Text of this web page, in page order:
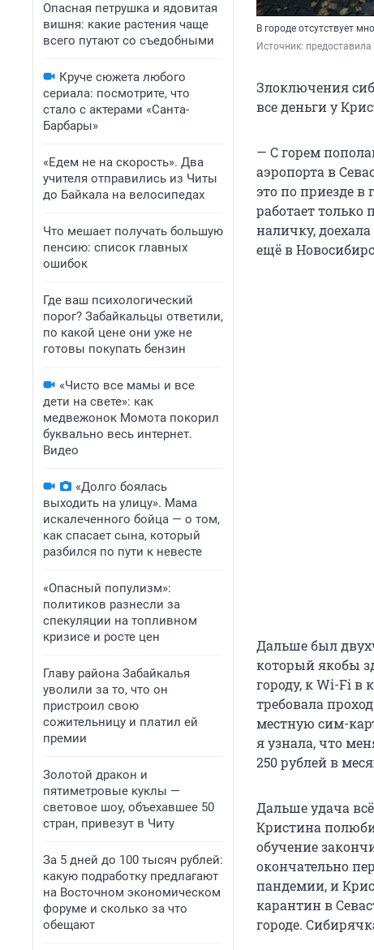
Опасная петрушка и ядовитая
вишня: какие растения чаще
всего путают со съедобными
Круче сюжета любого
сериала: посмотрите, что
стало с актерами «Санта-
Барбары»
«Едем не на скорость». Два
учителя отправились из Читы
до Байкала на велосипедах
Что мешает получать большую
пенсию: список главных
ошибок
Где ваш психологический
порог? Забайкальцы ответили,
по какой цене они уже не
готовы покупать бензин
«Чисто все мамы и все
дети на свете»: как
медвежонок Момота покорил
буквально весь интернет.
Видео
«Долго боялась
выходить на улицу». Мама
искалеченного бойца — о том,
как спасает сына, который
разбился по пути к невесте
«Опасный популизм»:
политиков разнесли за
спекуляции на топливном
кризисе и росте цен
Главу района Забайкалья
уволили за то, что он
пристроил свою
сожительницу и платил ей
премии
Золотой дракон и
пятиметровые куклы —
световое шоу, объехавшее 50
стран, привезут в Читу
За 5 дней до 100 тысяч рублей:
какую подработку предлагают
на Восточном экономическом
форуме и сколько за что
обещают
В городе отсутствует
Источник:
Злоключения
все деньги у
— С горем
аэропорта в
это по приезде в
работает только
наличку,
ещё в
Дальше был
который якобы
городу, к Wi-Fi в
требовала
местную сим-
я узнала, что
250 рублей в
Дальше удача
Кристина
обучение
окончательно
пандемии, и
карантин в
городе.